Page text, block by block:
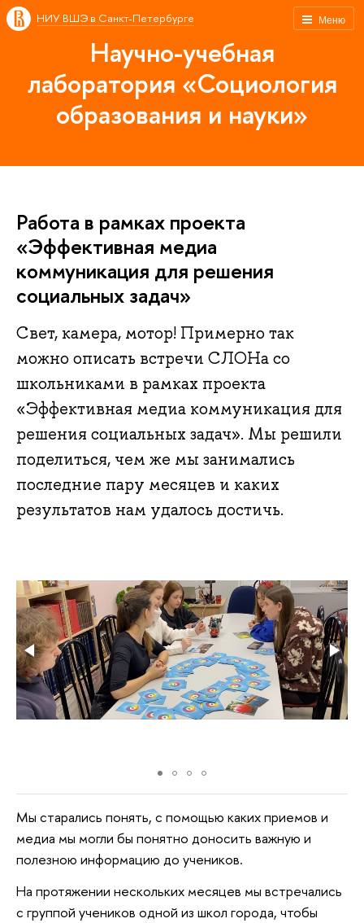
Меню
НИУ ВШЭ в Санкт-Петербурге
Научно-учебная
лаборатория «Социология
образования и науки»
Работа в рамках проекта
«Эффективная медиа
коммуникация для решения
социальных задач»
Свет, камера, мотор! Примерно так
можно описать встречи СЛОНа со
школьниками в рамках проекта
«Эффективная медиа коммуникация для
решения социальных задач». Мы решили
поделиться, чем же мы занимались
последние пару месяцев и каких
результатов нам удалось достичь.
Мы старались понять, с помощью каких приемов и
медиа мы могли бы понятно доносить важную и
полезною информацию до учеников.
На протяжении нескольких месяцев мы встречались
с группой учеников одной из школ города, чтобы